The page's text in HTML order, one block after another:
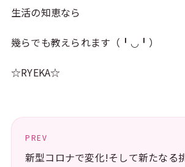
生活の知恵なら
幾らでも教えられます（╹◡╹）
☆RYEKA☆
PREV
新型コロナで変化!そして新たなる